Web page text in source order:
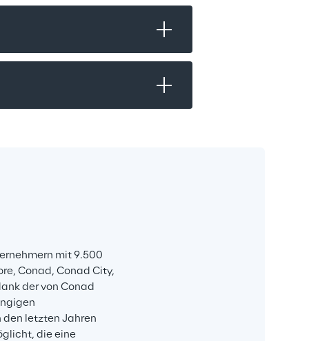
mit 9.500
Conad, Conad City,
der von Conad
den letzten Jahren
die eine